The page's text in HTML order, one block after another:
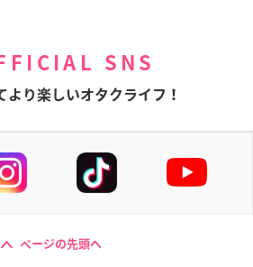
SNS
より楽しいオタクライフ！
ページの先頭へ